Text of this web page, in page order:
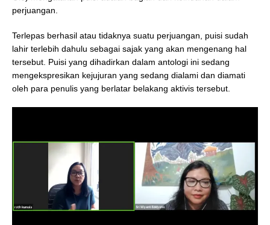
perjuangan.
Terlepas berhasil atau tidaknya suatu perjuangan, puisi sudah
lahir terlebih dahulu sebagai sajak yang akan mengenang hal
tersebut. Puisi yang dihadirkan dalam antologi ini sedang
mengekspresikan kejujuran yang sedang dialami dan diamati
oleh para penulis yang berlatar belakang aktivis tersebut.